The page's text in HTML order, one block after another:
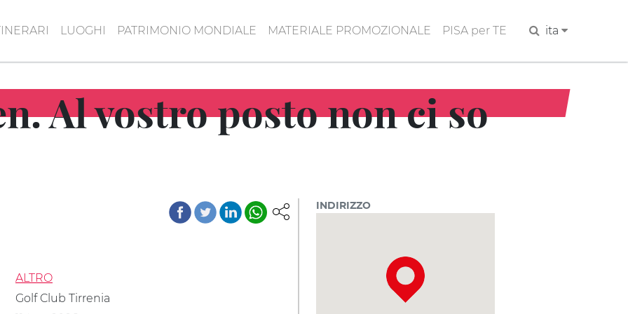
LUOGHI PATRIMONIO MONDIALE MATERIALE PROMOZIONALE PISA per TE Cerca ita
Al vostro posto non ci so
ALTRO
Golf Club Tirrenia
INDIRIZZO